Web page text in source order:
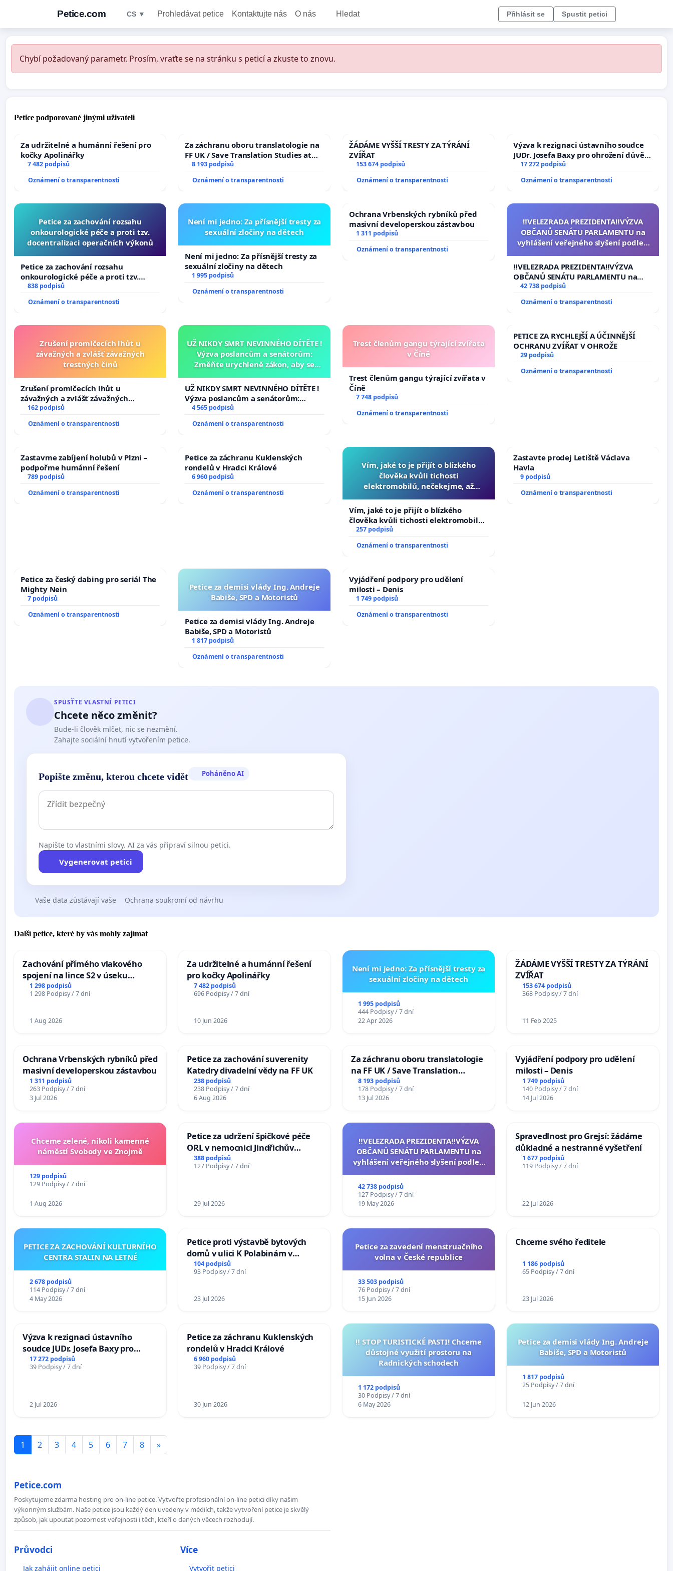
Petice.com CS ▼ Prohledávat petice Kontaktujte nás O nás Hledat Přihlásit se Spustit petici
Chybí požadovaný parametr. Prosím, vraťte se na stránku s peticí a zkuste to znovu.
Petice podporované jinými uživateli
Za udržitelné a humánní řešení pro
kočky Apolinářky
7 482 podpisů
Oznámení o transparentnosti
Za záchranu oboru translatologie na
FF UK / Save Translation Studies at
the Faculty of Arts, Charles
University
8 193 podpisů
Oznámení o transparentnosti
ŽÁDÁME VYŠŠÍ TRESTY ZA TÝRÁNÍ
ZVÍŘAT
153 674 podpisů
Oznámení o transparentnosti
Výzva k rezignaci ústavního soudce
JUDr. Josefa Baxy pro ohrožení důvěry
ve spravedlivý proces
17 272 podpisů
Oznámení o transparentnosti
Petice za zachování rozsahu
onkourologické péče a proti tzv.
docentralizaci operačních výkonů
Petice za zachování rozsahu
onkourologické péče a proti tzv.
docentralizaci operačních výkonů
838 podpisů
Oznámení o transparentnosti
Není mi jedno: Za přísnější tresty za
sexuální zločiny na dětech
Není mi jedno: Za přísnější tresty za
sexuální zločiny na dětech
1 995 podpisů
Oznámení o transparentnosti
Ochrana Vrbenských rybníků před
masivní developerskou zástavbou
1 311 podpisů
Oznámení o transparentnosti
‼️VELEZRADA PREZIDENTA‼️VÝZVA
OBČANŮ SENÁTU PARLAMENTU na
vyhlášení veřejného slyšení podle §
na přijetí usnesení k podání ústavní
žaloby na prezidenta republiky
‼️VELEZRADA PREZIDENTA‼️VÝZVA
OBČANŮ SENÁTU PARLAMENTU na
vyhlášení veřejného slyšení podle §
144 jednacího řádu Senátu k návrhu
na přijetí usnesení k podání ústavní
42 738 podpisů
Oznámení o transparentnosti
Zrušení promlčecích lhůt u
závažných a zvlášť závažných
trestných činů
Zrušení promlčecích lhůt u
závažných a zvlášť závažných
trestných činů
162 podpisů
Oznámení o transparentnosti
UŽ NIKDY SMRT NEVINNÉHO DÍTĚTE !
Výzva poslancům a senátorům:
Změňte urychleně zákon, aby se
opakovat!
UŽ NIKDY SMRT NEVINNÉHO DÍTĚTE !
Výzva poslancům a senátorům:
Změňte urychleně zákon, aby se
tragédie malé Viktorky už nemohla
opakovat!
4 565 podpisů
Oznámení o transparentnosti
Trest členům gangu týrající zvířata
v Číně
Trest členům gangu týrající zvířata v
Číně
7 748 podpisů
Oznámení o transparentnosti
PETICE ZA RYCHLEJŠÍ A ÚČINNĚJŠÍ
OCHRANU ZVÍŘAT V OHROŽE
29 podpisů
Oznámení o transparentnosti
Zastavme zabíjení holubů v Plzni –
podpořme humánní řešení
789 podpisů
Oznámení o transparentnosti
Petice za záchranu Kuklenských
rondelů v Hradci Králové
6 960 podpisů
Oznámení o transparentnosti
Vím, jaké to je přijít o blízkého
člověka kvůli tichosti
elektromobilů, nečekejme, až
auta!
Vím, jaké to je přijít o blízkého
člověka kvůli tichosti elektromobilů,
nečekejme, až přibydou další,
zaveďme slyšitelná auta!
257 podpisů
Oznámení o transparentnosti
Zastavte prodej Letiště Václava
Havla
9 podpisů
Oznámení o transparentnosti
Petice za český dabing pro seriál The
Mighty Nein
7 podpisů
Oznámení o transparentnosti
Petice za demisi vlády Ing. Andreje
Babiše, SPD a Motoristů
Petice za demisi vlády Ing. Andreje
Babiše, SPD a Motoristů
1 817 podpisů
Oznámení o transparentnosti
Vyjádření podpory pro udělení
milosti – Denis
1 749 podpisů
Oznámení o transparentnosti
SPUSŤTE VLASTNÍ PETICI
Chcete něco změnit?
Bude-li člověk mlčet, nic se nezmění.
Zahajte sociální hnutí vytvořením petice.
Popište změnu, kterou chcete vidět Poháněno AI
Napište to vlastními slovy. AI za vás připraví silnou petici.
Vygenerovat petici
Vaše data zůstávají vaše Ochrana soukromí od návrhu
Další petice, které by vás mohly zajímat
Zachování přímého vlakového
spojení na lince S2 v úseku
Ostrava – Bohumín – Karviná –
Mosty u Jablunkova
1 298 podpisů
1 298 Podpisy / 7 dní
1 Aug 2026
Za udržitelné a humánní řešení
pro kočky Apolinářky
7 482 podpisů
696 Podpisy / 7 dní
10 Jun 2026
Není mi jedno: Za přísnější tresty za
sexuální zločiny na dětech
1 995 podpisů
444 Podpisy / 7 dní
22 Apr 2026
ŽÁDÁME VYŠŠÍ TRESTY ZA TÝRÁNÍ
ZVÍŘAT
153 674 podpisů
368 Podpisy / 7 dní
11 Feb 2025
Ochrana Vrbenských rybníků před
masivní developerskou zástavbou
1 311 podpisů
263 Podpisy / 7 dní
3 Jul 2026
Petice za zachování suverenity
Katedry divadelní vědy na FF UK
238 podpisů
238 Podpisy / 7 dní
6 Aug 2026
Za záchranu oboru translatologie
na FF UK / Save Translation
Studies at the Faculty of Arts,
Charles University
8 193 podpisů
178 Podpisy / 7 dní
13 Jul 2026
Vyjádření podpory pro udělení
milosti – Denis
1 749 podpisů
140 Podpisy / 7 dní
14 Jul 2026
Chceme zelené, nikoli kamenné
náměstí Svobody ve Znojmě
129 podpisů
129 Podpisy / 7 dní
1 Aug 2026
Petice za udržení špičkové péče
ORL v nemocnici Jindřichův
Hradec
388 podpisů
127 Podpisy / 7 dní
29 Jul 2026
‼️VELEZRADA PREZIDENTA‼️VÝZVA
OBČANŮ SENÁTU PARLAMENTU na
vyhlášení veřejného slyšení podle §
na přijetí usnesení k podání ústavní
žaloby na prezidenta republiky
42 738 podpisů
127 Podpisy / 7 dní
19 May 2026
Spravedlnost pro Grejsí: žádáme
důkladné a nestranné vyšetření
1 677 podpisů
119 Podpisy / 7 dní
22 Jul 2026
PETICE ZA ZACHOVÁNÍ KULTURNÍHO
CENTRA STALIN NA LETNÉ
2 678 podpisů
114 Podpisy / 7 dní
4 May 2026
Petice proti výstavbě bytových
domů v ulici K Polabinám v
Pardubicích
104 podpisů
93 Podpisy / 7 dní
23 Jul 2026
Petice za zavedení menstruačního
volna v České republice
33 503 podpisů
76 Podpisy / 7 dní
15 Jun 2026
Chceme svého ředitele
1 186 podpisů
65 Podpisy / 7 dní
23 Jul 2026
Výzva k rezignaci ústavního
soudce JUDr. Josefa Baxy pro
ohrožení důvěry ve spravedlivý
proces
17 272 podpisů
39 Podpisy / 7 dní
2 Jul 2026
Petice za záchranu Kuklenských
rondelů v Hradci Králové
6 960 podpisů
39 Podpisy / 7 dní
30 Jun 2026
‼️ STOP TURISTICKÉ PASTI! Chceme
důstojné využití prostoru na
Radnických schodech
1 172 podpisů
30 Podpisy / 7 dní
6 May 2026
Petice za demisi vlády Ing. Andreje
Babiše, SPD a Motoristů
1 817 podpisů
25 Podpisy / 7 dní
12 Jun 2026
1 2 3 4 5 6 7 8 »
Petice.com
Poskytujeme zdarma hosting pro on-line petice. Vytvořte profesionální on-line petici díky našim
výkonným službám. Naše petice jsou každý den uvedeny v médiích, takže vytvoření petice je skvělý
způsob, jak upoutat pozornost veřejnosti i těch, kteří o daných věcech rozhodují.
Průvodci
Jak zahájit online petici
Více
Vytvořit petici